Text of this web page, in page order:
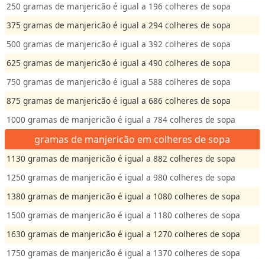
250 gramas de manjericão é igual a 196 colheres de sopa
375 gramas de manjericão é igual a 294 colheres de sopa
500 gramas de manjericão é igual a 392 colheres de sopa
625 gramas de manjericão é igual a 490 colheres de sopa
750 gramas de manjericão é igual a 588 colheres de sopa
875 gramas de manjericão é igual a 686 colheres de sopa
1000 gramas de manjericão é igual a 784 colheres de sopa
gramas de manjericão em colheres de sopa
1130 gramas de manjericão é igual a 882 colheres de sopa
1250 gramas de manjericão é igual a 980 colheres de sopa
1380 gramas de manjericão é igual a 1080 colheres de sopa
1500 gramas de manjericão é igual a 1180 colheres de sopa
1630 gramas de manjericão é igual a 1270 colheres de sopa
1750 gramas de manjericão é igual a 1370 colheres de sopa